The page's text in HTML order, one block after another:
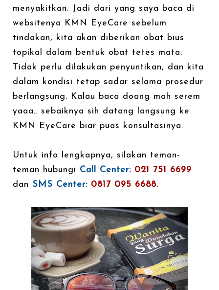
menyakitkan. Jadi dari yang saya baca di
websitenya KMN EyeCare sebelum
tindakan, kita akan diberikan obat bius
topikal dalam bentuk obat tetes mata.
Tidak perlu dilakukan penyuntikan, dan kita
dalam kondisi tetap sadar selama prosedur
berlangsung. Kalau baca doang mah serem
yaaa.. sebaiknya sih datang langsung ke
KMN EyeCare biar puas konsultasinya.
Untuk info lengkapnya, silakan teman-
teman hubungi Call Center: 021 751 6699
dan SMS Center: 0817 095 6688.